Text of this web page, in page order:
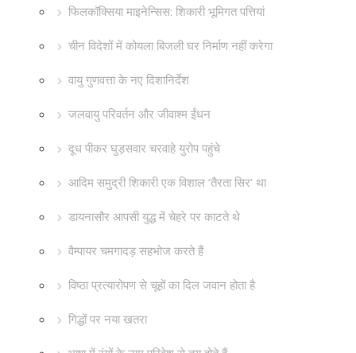
फिलकॉक्सिया माइनेन्सिस: शिकारी भूमिगत पत्तियां
चीन विदेशों में कोयला बिजली घर निर्माण नहीं करेगा
वायु गुणवत्ता के नए दिशानिर्देश
जलवायु परिवर्तन और जीवाश्म ईंधन
दूध पीकर घुड़सवार चरवाहे युरोप पहुंचे
आदिम समुद्री शिकारी एक विशाल ‘तैरता सिर’ था
डायनासौर आपसी युद्ध में चेहरे पर काटते थे
वैम्पायर चमगादड़ सहभोज करते हैं
विष्ठा प्रत्यारोपण से चूहों का दिल जवान होता है
गिद्धों पर नया खतरा